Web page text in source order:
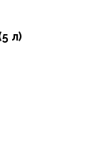
л)